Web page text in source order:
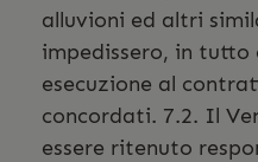
alluvioni ed altri
impedissero, in
esecuzione al
concordati. 7.2. Il
essere ritenuto